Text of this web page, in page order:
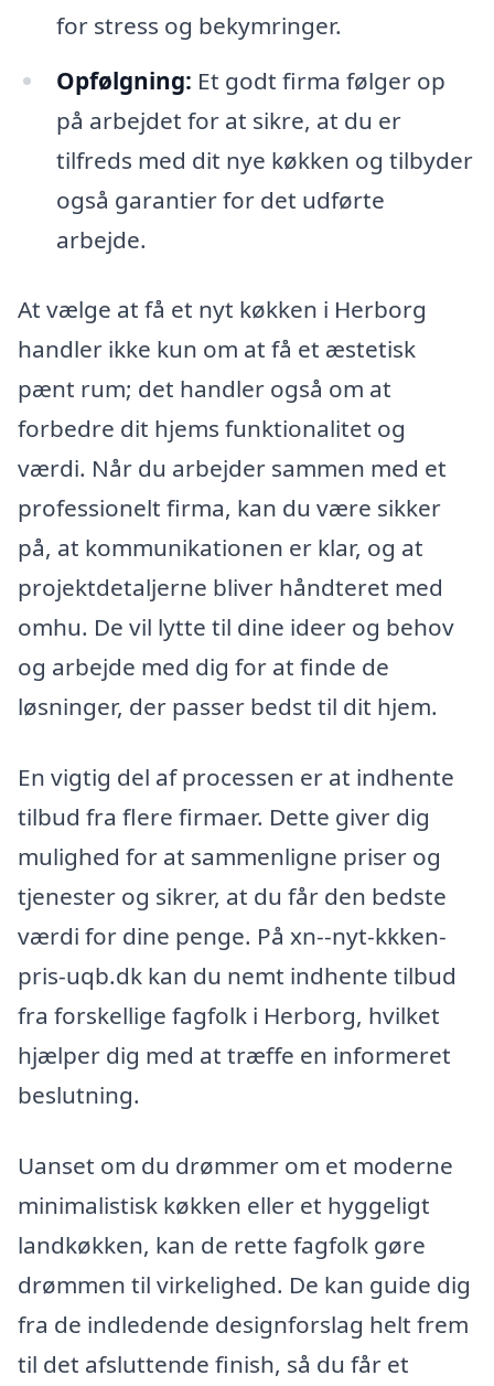
for stress og bekymringer.
Opfølgning: Et godt firma følger op
på arbejdet for at sikre, at du er
tilfreds med dit nye køkken og tilbyder
også garantier for det udførte
arbejde.
At vælge at få et nyt køkken i Herborg
handler ikke kun om at få et æstetisk
pænt rum; det handler også om at
forbedre dit hjems funktionalitet og
værdi. Når du arbejder sammen med et
professionelt firma, kan du være sikker
på, at kommunikationen er klar, og at
projektdetaljerne bliver håndteret med
omhu. De vil lytte til dine ideer og behov
og arbejde med dig for at finde de
løsninger, der passer bedst til dit hjem.
En vigtig del af processen er at indhente
tilbud fra flere firmaer. Dette giver dig
mulighed for at sammenligne priser og
tjenester og sikrer, at du får den bedste
værdi for dine penge. På xn--nyt-kkken-
pris-uqb.dk kan du nemt indhente tilbud
fra forskellige fagfolk i Herborg, hvilket
hjælper dig med at træffe en informeret
beslutning.
Uanset om du drømmer om et moderne
minimalistisk køkken eller et hyggeligt
landkøkken, kan de rette fagfolk gøre
drømmen til virkelighed. De kan guide dig
fra de indledende designforslag helt frem
til det afsluttende finish, så du får et